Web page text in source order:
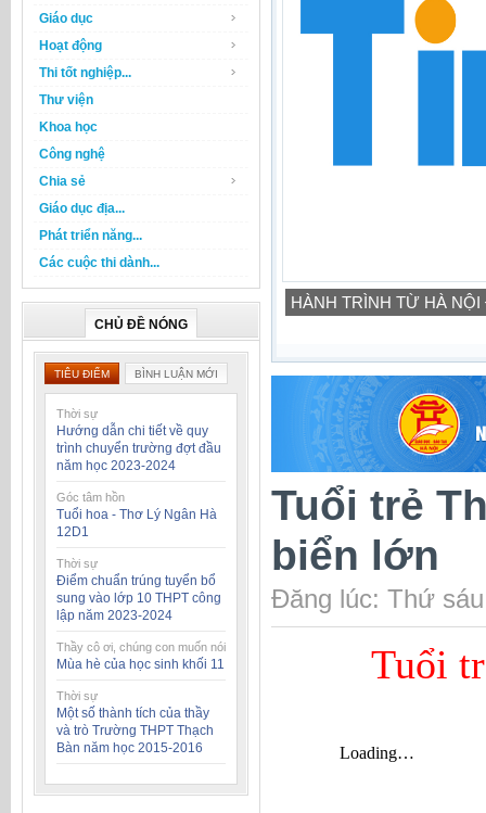
Giáo dục
Hoạt động
Thi tốt nghiệp...
Thư viện
Khoa học
Công nghệ
Chia sẻ
Giáo dục địa...
Phát triển năng...
Các cuộc thi dành...
CHỦ ĐỀ NÓNG
TIÊU ĐIỂM BÌNH LUẬN MỚI
Thời sự
Hướng dẫn chi tiết về quy
trình chuyển trường đợt đầu
năm học 2023-2024
Góc tâm hồn
Tuổi hoa - Thơ Lý Ngân Hà
12D1
Thời sự
Điểm chuẩn trúng tuyển bổ
sung vào lớp 10 THPT công
lập năm 2023-2024
Thầy cô ơi, chúng con muốn nói
Mùa hè của học sinh khối 11
Thời sự
Một số thành tích của thầy
và trò Trường THPT Thạch
Bàn năm học 2015-2016
HÀNH TRÌNH TỪ HÀ
Tuổi trẻ
biển lớn
Đăng lúc: Thứ
Tuổi